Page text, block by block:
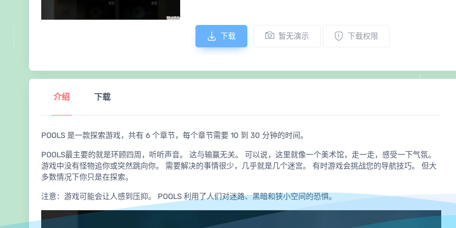
下载 暂无演示 下载权限
介绍 下载
POOLS 是一款探索游戏，共有 6 个章节，每个章节需要 10 到 30 分钟的时间。
POOLS最主要的就是环顾四周，听听声音。 这与输赢无关。 可以说，这里就像一个美术馆，走一走，感受一下气氛。
游戏中没有怪物追你或突然跳向你。 需要解决的事情很少，几乎就是几个迷宫。 有时游戏会挑战您的导航技巧。 但大
多数情况下你只是在探索。
注意：游戏可能会让人感到压抑。 POOLS 利用了人们对迷路、黑暗和狭小空间的恐惧。